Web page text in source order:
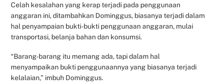
Celah kesalahan yang kerap terjadi pada penggunaan
anggaran ini, ditambahkan Dominggus, biasanya terjadi dalam
hal penyampaian bukti-bukti penggunaan anggaran, mulai
transportasi, belanja bahan dan konsumsi.
“Barang-barang itu memang ada, tapi dalam hal
menyampaikan bukti penggunaannya yang biasanya terjadi
kelalaian,” imbuh Dominggus.